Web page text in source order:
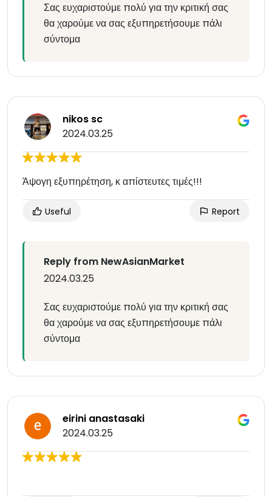
Σας ευχαριστούμε πολύ για την κριτική σας
θα χαρούμε να σας εξυπηρετήσουμε πάλι
σύντομα
nikos sc
2024.03.25
Άψογη εξυπηρέτηση, κ απίστευτες τιμές!!!
Useful Report
Reply from NewAsianMarket
2024.03.25
Σας ευχαριστούμε πολύ για την κριτική σας
θα χαρούμε να σας εξυπηρετήσουμε πάλι
σύντομα
eirini anastasaki
2024.03.25